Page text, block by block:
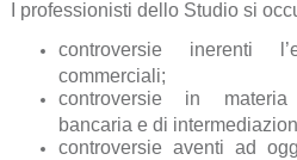
I professionisti dello Studio si
controversie inerenti
commerciali;
controversie in materia
bancaria e di
controversie aventi ad